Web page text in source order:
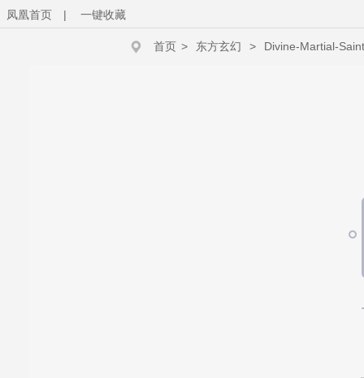
凤凰首页 | 一键收藏
首页 > 东方玄幻 > Divine-Martial-Saint